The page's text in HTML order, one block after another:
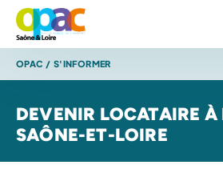
LOUER
ACHETER
L'OPAC
OPAC / S'INFORMER
DEVENIR LOCATAIRE À
SAÔNE-ET-LOIRE